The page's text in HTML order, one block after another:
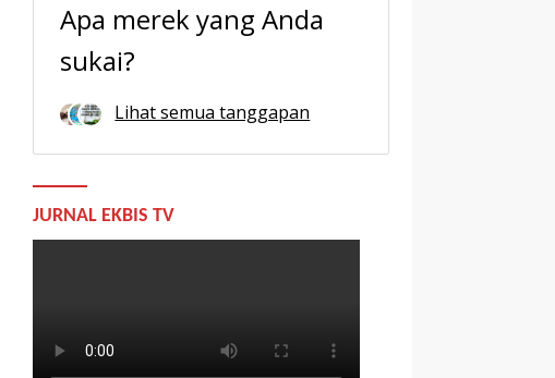
Apa merek yang Anda
sukai?
Lihat semua tanggapan
JURNAL EKBIS TV